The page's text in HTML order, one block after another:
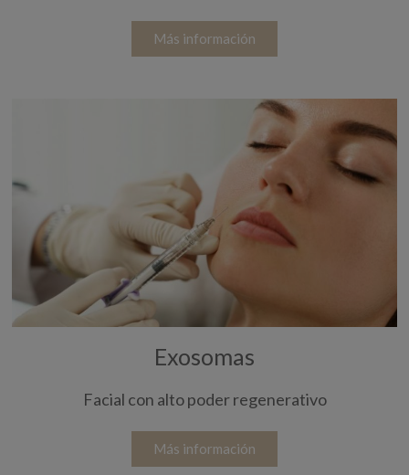
Más información
Exosomas
Facial con alto poder regenerativo
Más información